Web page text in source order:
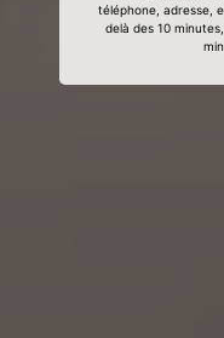
téléphone, adresse,
delà des 10